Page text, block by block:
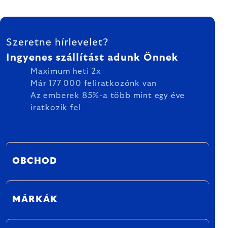
LÁBLÉC
Szeretne hírlevelet?
Ingyenes szállítást adunk Önnek
Maximum heti 2x
Már 177 000 feliratkozónk van
Az emberek 85%-a több mint egy éve
iratkozik fel
OBCHOD
MÁRKÁK